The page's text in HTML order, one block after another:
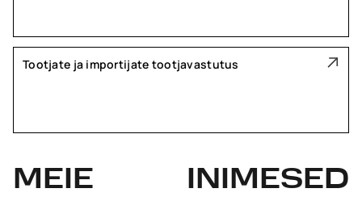
Tootjate ja importijate tootjavastutus
MEIE INIMESED